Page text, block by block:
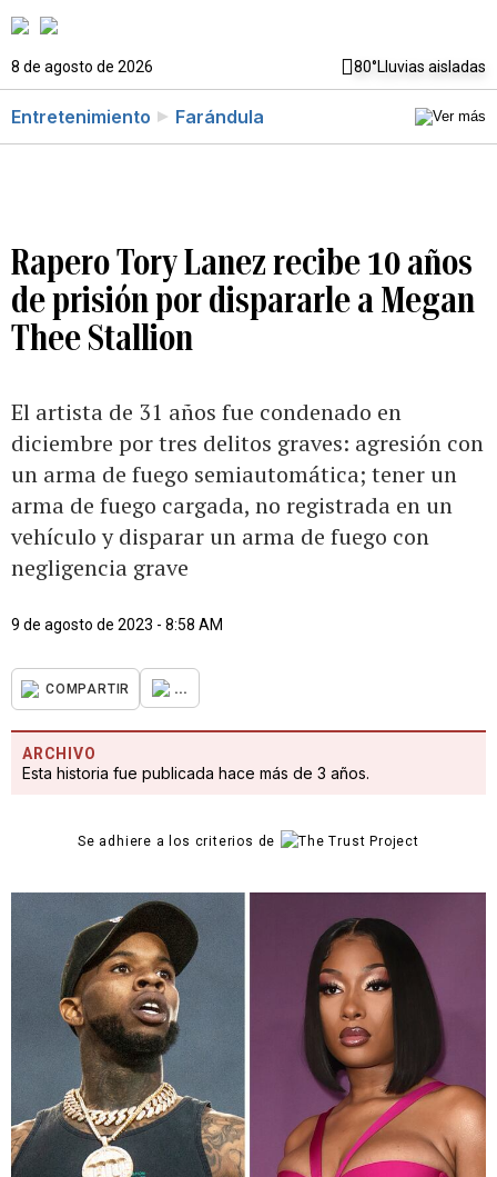
8 de agosto de 2026 80°Lluvias aisladas
Entretenimiento Farándula
Rapero Tory Lanez recibe 10 años
de prisión por dispararle a Megan
Thee Stallion
El artista de 31 años fue condenado en
diciembre por tres delitos graves: agresión con
un arma de fuego semiautomática; tener un
arma de fuego cargada, no registrada en un
vehículo y disparar un arma de fuego con
negligencia grave
9 de agosto de 2023 - 8:58 AM
COMPARTIR ...
ARCHIVO
Esta historia fue publicada hace más de 3 años.
Se adhiere a los criterios de